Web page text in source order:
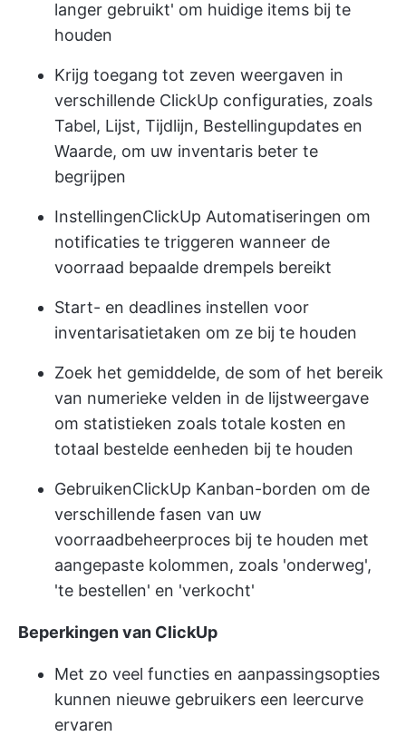
langer gebruikt' om huidige items bij te
houden
Krijg toegang tot zeven weergaven in
verschillende ClickUp configuraties, zoals
Tabel, Lijst, Tijdlijn, Bestellingupdates en
Waarde, om uw inventaris beter te
begrijpen
InstellingenClickUp Automatiseringen om
notificaties te triggeren wanneer de
voorraad bepaalde drempels bereikt
Start- en deadlines instellen voor
inventarisatietaken om ze bij te houden
Zoek het gemiddelde, de som of het bereik
van numerieke velden in de lijstweergave
om statistieken zoals totale kosten en
totaal bestelde eenheden bij te houden
GebruikenClickUp Kanban-borden om de
verschillende fasen van uw
voorraadbeheerproces bij te houden met
aangepaste kolommen, zoals 'onderweg',
'te bestellen' en 'verkocht'
Beperkingen van ClickUp
Met zo veel functies en aanpassingsopties
kunnen nieuwe gebruikers een leercurve
ervaren